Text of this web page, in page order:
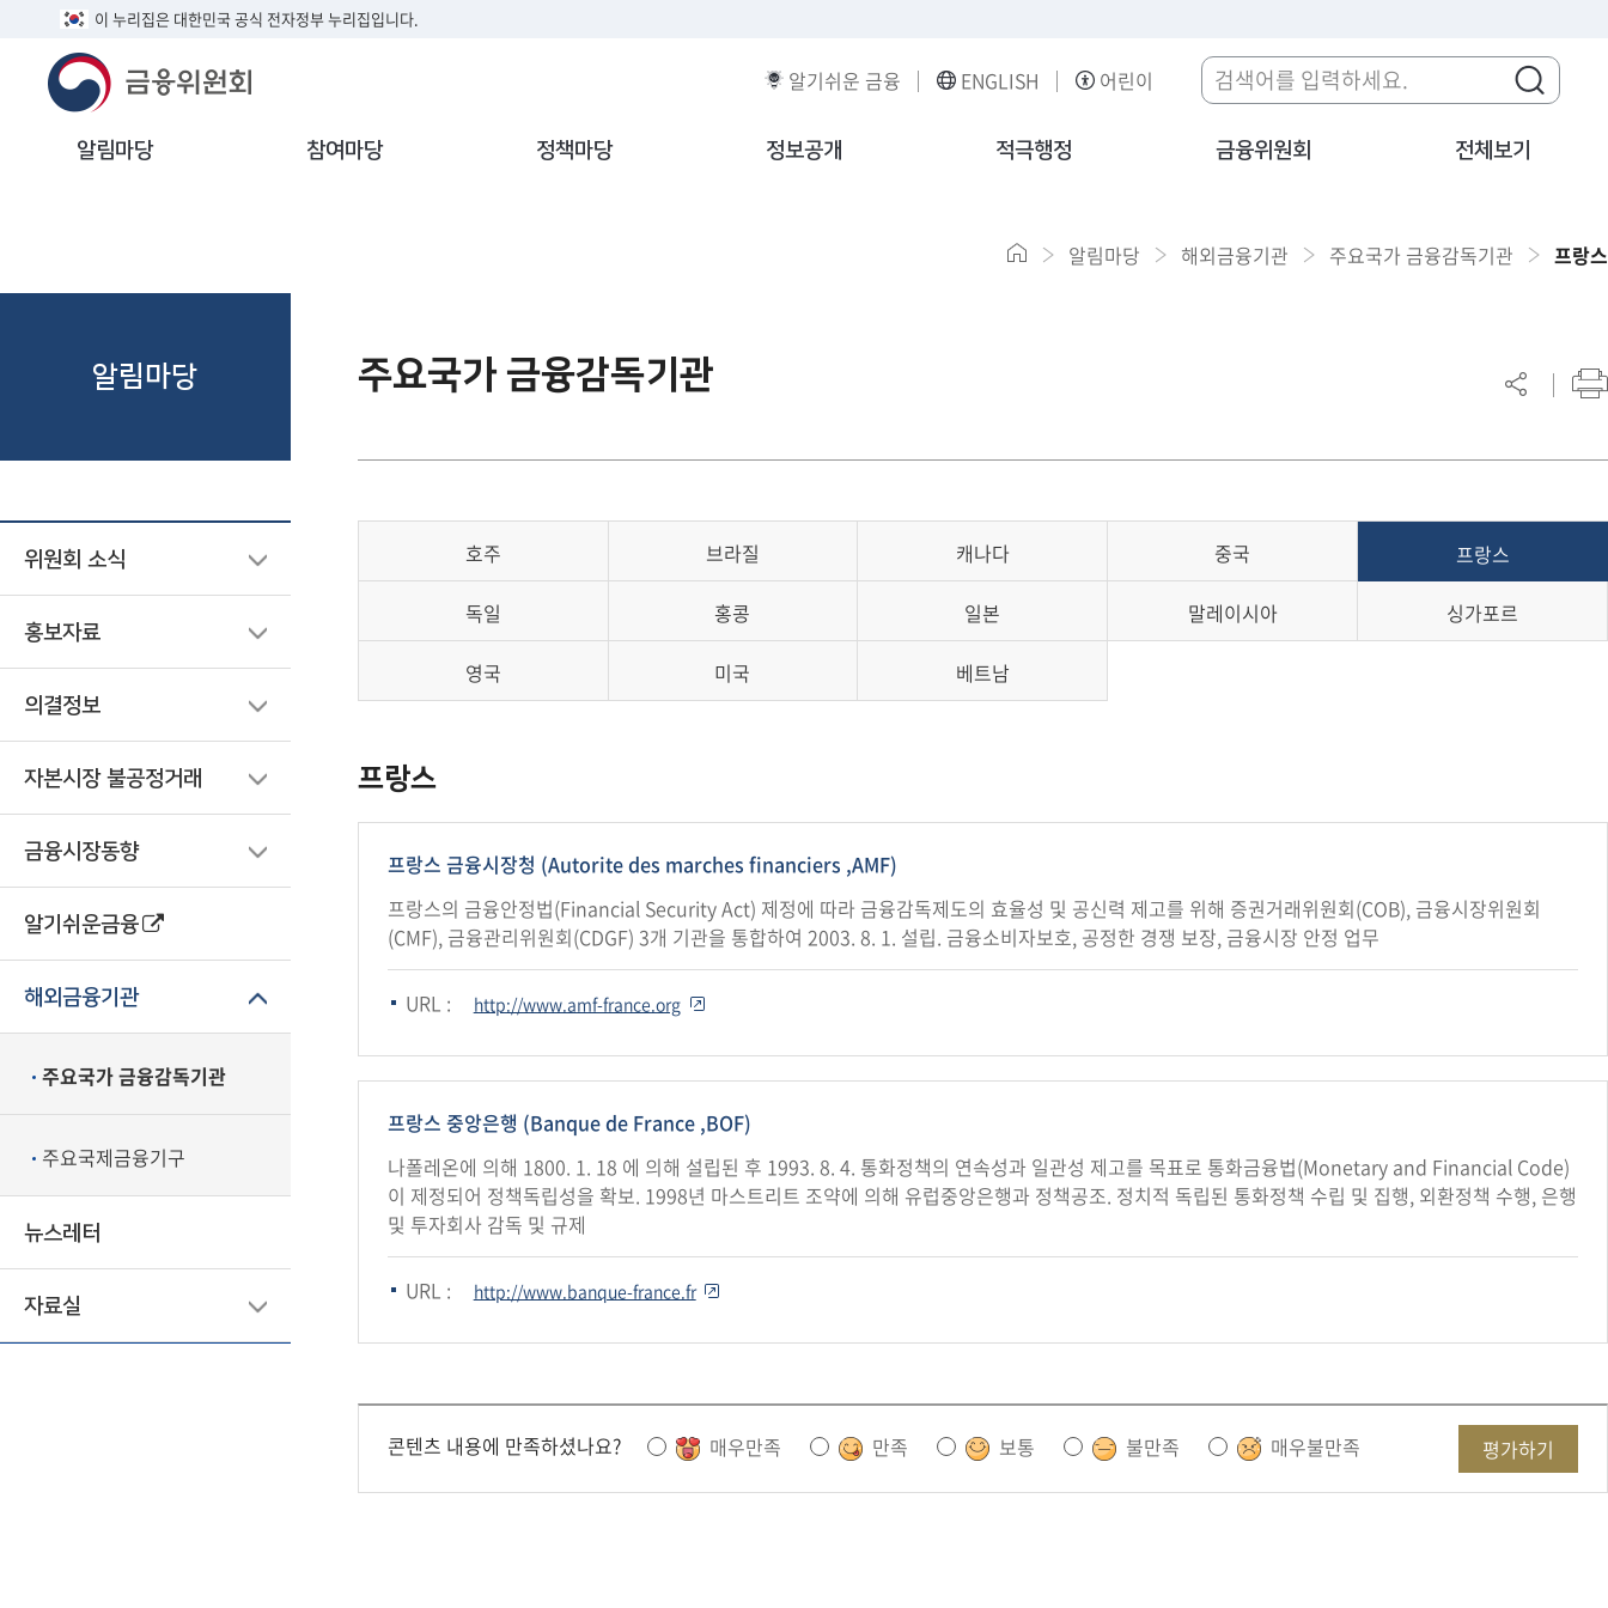
이 누리집은 대한민국 공식 전자정부 누리집입니다.
알기쉬운 금융 ENGLISH 어린이
알림마당 참여마당 정책마당 정보공개 적극행정 금융위원회 전체보기
알림마당
위원회 소식
홍보자료
의결정보
자본시장 불공정거래
금융시장동향
알기쉬운금융
해외금융기관
주요국가 금융감독기관
주요국제금융기구
뉴스레터
자료실
알림마당 해외금융기관 주요국가 금융감독기관 프랑스
주요국가 금융감독기관
호주 브라질 캐나다 중국 프랑스
독일 홍콩 일본 말레이시아 싱가포르
영국 미국 베트남
프랑스
프랑스 금융시장청 (Autorite des marches financiers ,AMF)
프랑스의 금융안정법(Financial Security Act) 제정에 따라 금융감독제도의 효율성 및 공신력 제고를 위해 증권거래위원회(COB), 금융시장위원회
(CMF), 금융관리위원회(CDGF) 3개 기관을 통합하여 2003. 8. 1. 설립. 금융소비자보호, 공정한 경쟁 보장, 금융시장 안정 업무
URL : http://www.amf-france.org
프랑스 중앙은행 (Banque de France ,BOF)
나폴레온에 의해 1800. 1. 18 에 의해 설립된 후 1993. 8. 4. 통화정책의 연속성과 일관성 제고를 목표로 통화금융법(Monetary and Financial Code)
이 제정되어 정책독립성을 확보. 1998년 마스트리트 조약에 의해 유럽중앙은행과 정책공조. 정치적 독립된 통화정책 수립 및 집행, 외환정책 수행, 은행
및 투자회사 감독 및 규제
URL : http://www.banque-france.fr
콘텐츠 내용에 만족하셨나요? 매우만족 만족 보통 불만족 매우불만족 평가하기